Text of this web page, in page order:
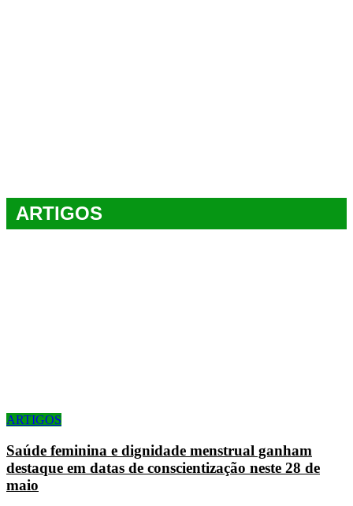
ARTIGOS
ARTIGOS
Saúde feminina e dignidade menstrual ganham
destaque em datas de conscientização neste 28 de
maio